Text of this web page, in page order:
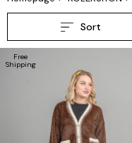
Sort
Free
Shipping